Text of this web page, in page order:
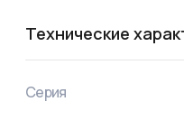
Технические
Серия